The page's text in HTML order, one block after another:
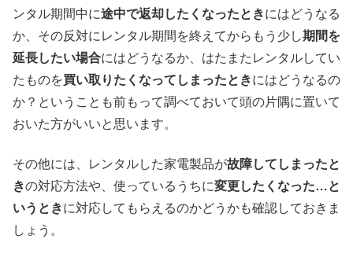
ンタル期間中に途中で返却したくなったときにはどうなる
か、その反対にレンタル期間を終えてからもう少し期間を
延長したい場合にはどうなるか、はたまたレンタルしてい
たものを買い取りたくなってしまったときにはどうなるの
か？ということも前もって調べておいて頭の片隅に置いて
おいた方がいいと思います。
その他には、レンタルした家電製品が故障してしまったと
きの対応方法や、使っているうちに変更したくなった…と
いうときに対応してもらえるのかどうかも確認しておきま
しょう。